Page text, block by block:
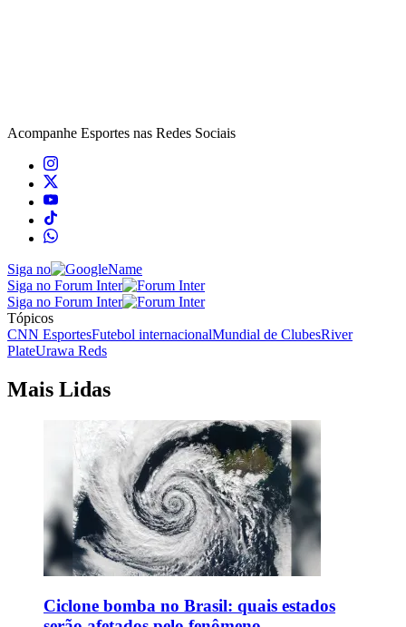
Acompanhe Esportes nas Redes Sociais
Siga no
Siga no Forum Inter
Siga no Forum Inter
Tópicos
CNN EsportesFutebol internacionalMundial de ClubesRiver
PlateUrawa Reds
Mais Lidas
Ciclone bomba no Brasil: quais estados